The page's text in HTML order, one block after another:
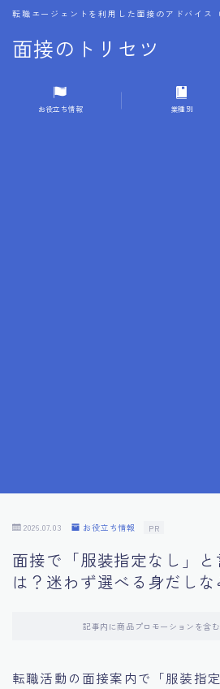
面接のトリセツ
転職エージェントを利用した面接のアドバイス
MENU
1.成功する面接戦略
10.フィードバックを活用する方法
11.オンライン面接の成功への鍵
お役立ち情報 業種別
2026.07.03 お役立ち情報 PR
面接で「服装指定なし」
は？迷わず選べる身だし
記事内に商品プロモーションを含
転職活動の面接案内で「服装指